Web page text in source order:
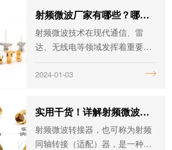
性，可以穿透任何材料和物体，
而且在不依赖任何媒介的情况下
实现，所以被广...
射频微波厂家有哪些？哪家做的比较好？
射频微波技术在现代通信、雷
达、无线电等领域发挥着重要作
用，而选择一个优秀的射频微波
厂家，则是成功应用这一技术的
断有新的参与者加入这一领域。
2024-01-03
实用干货！详解射频微波转接器应用及性能指标
射频微波转接器，也可称为射频
同轴转接（适配）器，是一种用